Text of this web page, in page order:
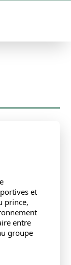
et
prince,
entre
groupe